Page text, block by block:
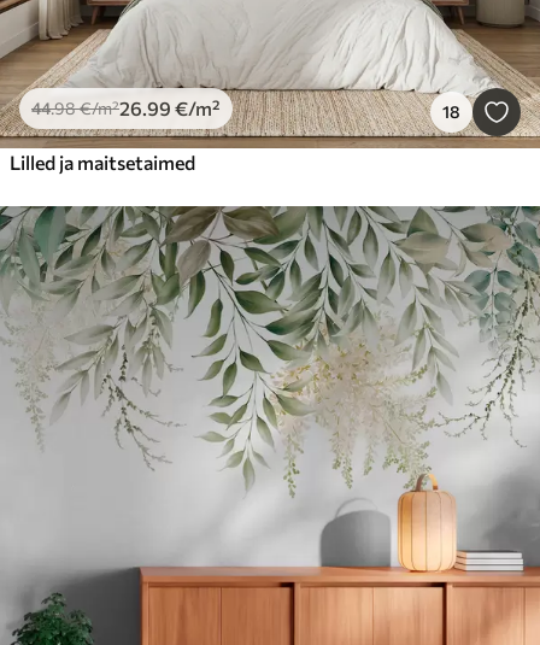
44.98€/m²26.99 €/m² 18
Lilled ja maitsetaimed